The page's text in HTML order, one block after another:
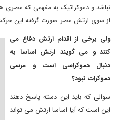
نباشد و دموکراتیک به مفهمی که مصری
از سوی ارتش مصر صورت گرفته این
ولی برخی از اقدام ارتش دفاع می
کنند و می گویند ارتش اساسا به
دنبال دموکراسی است و مرسی
دموکرات نبود؟
سوالی که باید این دسته پاسخ دهند
این است که آیا اساسا ارتش می تواند